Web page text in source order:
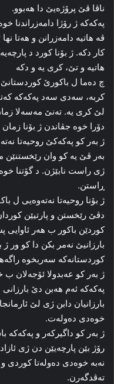
ناڤا ڤێ پرۆژه‌یێ دا هه‌بوو.
پەکەکە ژ رۆژا دامه‌زراندنا
ڤە هاتیه‌ دامه‌زرانن و هه‌تا
کار دکه‌. ژ بۆنا کورد د
هاتیه‌ و تێ، کری یه‌ و دکە
چ ده‌ما ل باکورێ
کربه‌، سه‌دی سه‌د پەکەکە
لێ کری یه‌. ته‌نێ مه‌سه‌لا
دۆرا خوه‌ جڤاندن ژ بۆنا
ژ به‌ر کو پەکەکێ روحیه‌تا
به‌ر ڤێ یه‌ کو وان رێخستنێن
ژی راست نابێژن. د گۆتنا
ڕاستن.
ژ بۆنا روحیه‌تا نه‌ته‌وه‌یی ل
دڤێ رێخستن و پارتیێن
کوردێن باکور ب هه‌ر ئاوایی
بارزانیێ نه‌مر بکن دا کو ور
کوردستانه‌که‌ سه‌ربخوه‌
ژ به‌ر کو عەبدولا ئۆجەلان ب
پەکەکە ئه‌م هه‌بن دێ
بارزانیان دابن ژی لێ
خوه‌دی ده‌وله‌ت.
ژ به‌ر کو داگیرکه‌ر و پەکەکە
رۆژ بێن پارچەیێن دن ژی
نه‌به‌ خوه‌دی ده‌وله‌تا کوردی
ته‌ڤدگه‌رن.